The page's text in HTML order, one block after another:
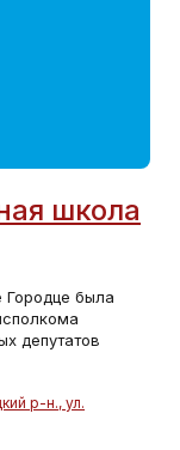
школа
Городце была
депутатов
р-н., ул.